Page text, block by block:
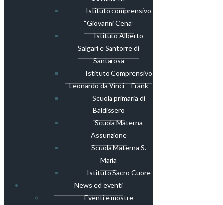
Istituto comprensivo
“Giovanni Cena”
Istituto Alberto
Salgari e Santorre di
Santarosa
Istituto Comprensivo
Leonardo da Vinci – Frank
Scuola primaria di
Baldissero
Scuola Materna
Assunzione
Scuola Materna S.
Maria
Istituto Sacro Cuore
News ed eventi
Eventi e mostre